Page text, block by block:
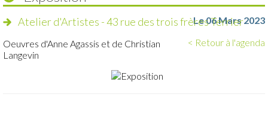
Atelier d'Artistes - 43 rue des trois frères Terrier
Le 06 Mars 2023
< Retour à l'agenda
Oeuvres d'Anne Agassis et de Christian
Langevin